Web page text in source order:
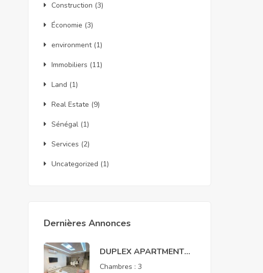
Construction (3)
Économie (3)
environment(1)
Immobiliers (11)
Land (1)
Real Estate (9)
Sénégal (1)
Services (2)
Uncategorized (1)
Dernières Annonces
DUPLEX APARTMENT
FOR RENT – MERMOZ
Chambres :3